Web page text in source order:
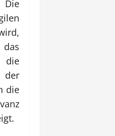
Die
die
der
die